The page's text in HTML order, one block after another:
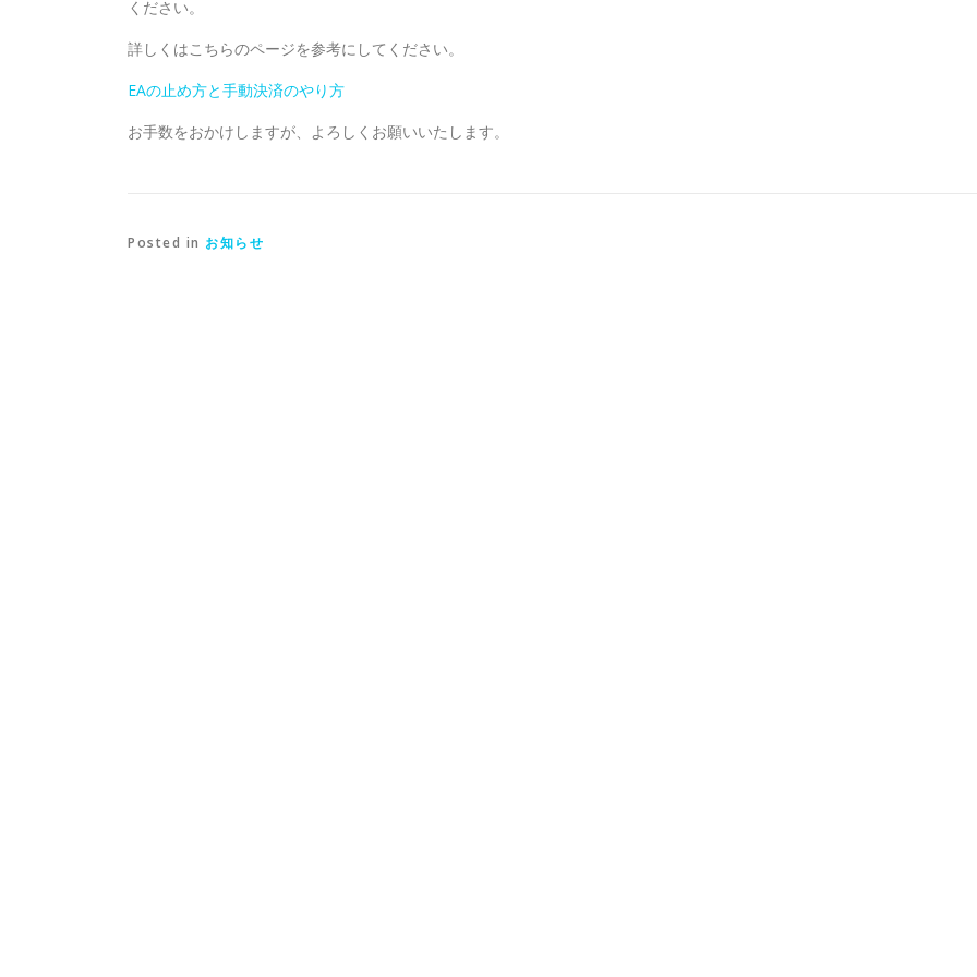
ください。
詳しくはこちらのページを参考にしてください。
EAの止め方と手動決済のやり方
お手数をおかけしますが、よろしくお願いいたします。
Posted in お知らせ